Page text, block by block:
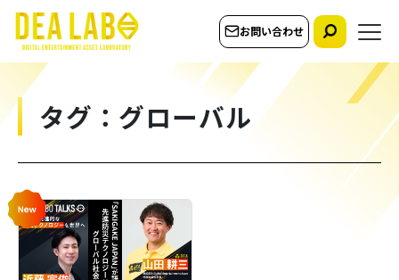
お問い合わせ
タグ：グローバル